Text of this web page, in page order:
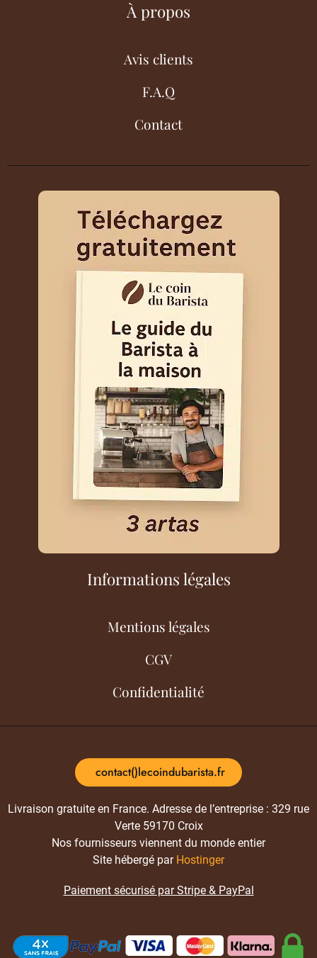
À propos
Avis clients
F.A.Q
Contact
Informations légales
Mentions légales
CGV
Confidentialité
contact()lecoindubarista.fr
Livraison gratuite en France. Adresse de l’entreprise : 329 rue
Verte 59170 Croix
Nos fournisseurs viennent du monde entier
Site hébergé par Hostinger
Paiement sécurisé par Stripe & PayPal